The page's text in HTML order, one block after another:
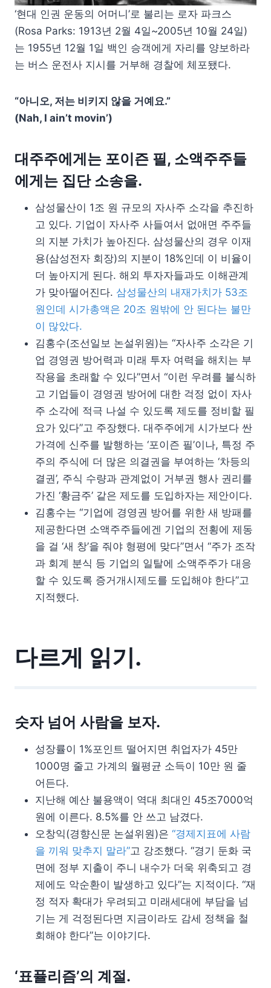
‘현대 인권 운동의 어머니’로 불리는 로자 파크스
(Rosa Parks: 1913년 2월 4일~2005년 10월 24일)
는 1955년 12월 1일 백인 승객에게 자리를 양보하라
는 버스 운전사 지시를 거부해 경찰에 체포됐다.
“아니오, 저는 비키지 않을 거예요.”
(Nah, I ain’t movin’)
대주주에게는 포이즌 필, 소액주주들
에게는 집단 소송을.
삼성물산이 1조 원 규모의 자사주 소각을 추진하
고 있다. 기업이 자사주 사들여서 없애면 주주들
의 지분 가치가 높아진다. 삼성물산의 경우 이재
용(삼성전자 회장)의 지분이 18%인데 이 비율이
더 높아지게 된다. 해외 투자자들과도 이해관계
가 맞아떨어진다. 삼성물산의 내재가치가 53조
원인데 시가총액은 20조 원밖에 안 된다는 불만
이 많았다.
김홍수(조선일보 논설위원)는 “자사주 소각은 기
업 경영권 방어력과 미래 투자 여력을 해치는 부
작용을 초래할 수 있다”면서 “이런 우려를 불식하
고 기업들이 경영권 방어에 대한 걱정 없이 자사
주 소각에 적극 나설 수 있도록 제도를 정비할 필
요가 있다”고 주장했다. 대주주에게 시가보다 싼
가격에 신주를 발행하는 ‘포이즌 필’이나, 특정 주
주의 주식에 더 많은 의결권을 부여하는 ‘차등의
결권’, 주식 수량과 관계없이 거부권 행사 권리를
가진 ‘황금주’ 같은 제도를 도입하자는 제안이다.
김홍수는 “기업에 경영권 방어를 위한 새 방패를
제공한다면 소액주주들에겐 기업의 전횡에 제동
을 걸 ‘새 창’을 줘야 형평에 맞다”면서 “주가 조작
과 회계 분식 등 기업의 일탈에 소액주주가 대응
할 수 있도록 증거개시제도를 도입해야 한다”고
지적했다.
다르게 읽기.
숫자 넘어 사람을 보자.
성장률이 1%포인트 떨어지면 취업자가 45만
1000명 줄고 가계의 월평균 소득이 10만 원 줄
어든다.
지난해 예산 불용액이 역대 최대인 45조7000억
원에 이른다. 8.5%를 안 쓰고 남겼다.
오창익(경향신문 논설위원)은 “경제지표에 사람
을 끼워 맞추지 말라”고 강조했다. “경기 둔화 국
면에 정부 지출이 주니 내수가 더욱 위축되고 경
제에도 악순환이 발생하고 있다”는 지적이다. “재
정 적자 확대가 우려되고 미래세대에 부담을 넘
기는 게 걱정된다면 지금이라도 감세 정책을 철
회해야 한다”는 이야기다.
‘표퓰리즘’의 계절.